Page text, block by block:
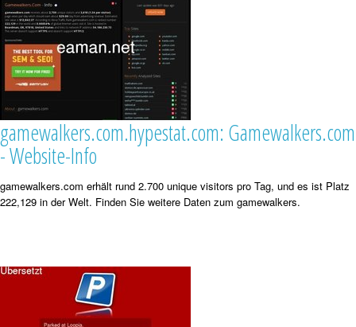
gamewalkers.com.hypestat.com: Gamewalkers.com
- Website-Info
gamewalkers.com erhält rund 2.700 unique visitors pro Tag, und es ist Platz
222,129 in der Welt. Finden Sie weitere Daten zum gamewalkers.